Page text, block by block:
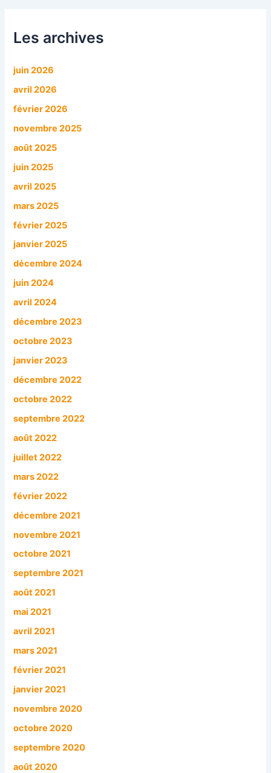
c
h
r
:
Les archives
juin 2026
avril 2026
février 2026
novembre 2025
août 2025
juin 2025
avril 2025
mars 2025
février 2025
janvier 2025
décembre 2024
juin 2024
avril 2024
décembre 2023
octobre 2023
janvier 2023
décembre 2022
octobre 2022
septembre 2022
août 2022
juillet 2022
mars 2022
février 2022
décembre 2021
novembre 2021
octobre 2021
septembre 2021
août 2021
mai 2021
avril 2021
mars 2021
février 2021
janvier 2021
novembre 2020
octobre 2020
septembre 2020
août 2020